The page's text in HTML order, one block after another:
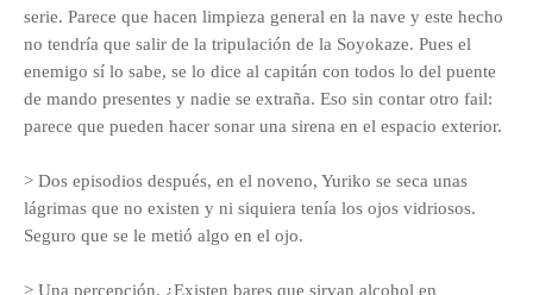
serie. Parece que hacen limpieza general en la nave y este hecho
no tendría que salir de la tripulación de la Soyokaze. Pues el
enemigo sí lo sabe, se lo dice al capitán con todos lo del puente
de mando presentes y nadie se extraña. Eso sin contar otro fail:
parece que pueden hacer sonar una sirena en el espacio exterior.
> Dos episodios después, en el noveno, Yuriko se seca unas
lágrimas que no existen y ni siquiera tenía los ojos vidriosos.
Seguro que se le metió algo en el ojo.
> Una percepción. ¿Existen bares que sirvan alcohol en